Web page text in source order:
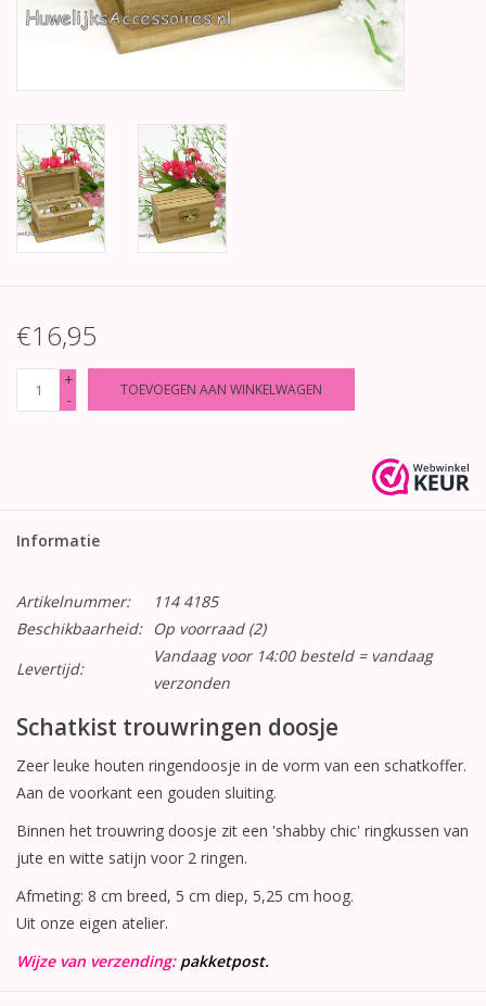
€16,95
+
-
TOEVOEGEN AAN WINKELWAGEN
Informatie
Artikelnummer:
114 4185
Beschikbaarheid:
Op voorraad(2)
Levertijd:
Vandaag voor 14:00 besteld = vandaag
verzonden
Schatkist trouwringen doosje
Zeer leuke houten ringendoosje in de vorm van een schatkoffer.
Aan de voorkant een gouden sluiting.
Binnen het trouwring doosje zit een 'shabby chic' ringkussen van
jute en witte satijn voor 2 ringen.
Afmeting: 8 cm breed, 5 cm diep, 5,25 cm hoog.
Uit onze eigen atelier.
Wijze van verzending: pakketpost.